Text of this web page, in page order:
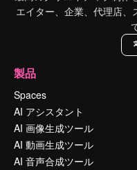
エイター、企業、代理店
製品
Spaces
AI アシスタント
AI 画像生成ツール
AI 動画生成ツール
AI 音声合成ツール